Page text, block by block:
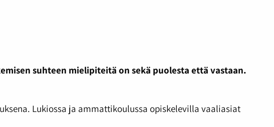
suhteen mielipiteitä on sekä puolesta että vastaan.
Lukiossa ja ammattikoulussa opiskelevilla vaaliasiat